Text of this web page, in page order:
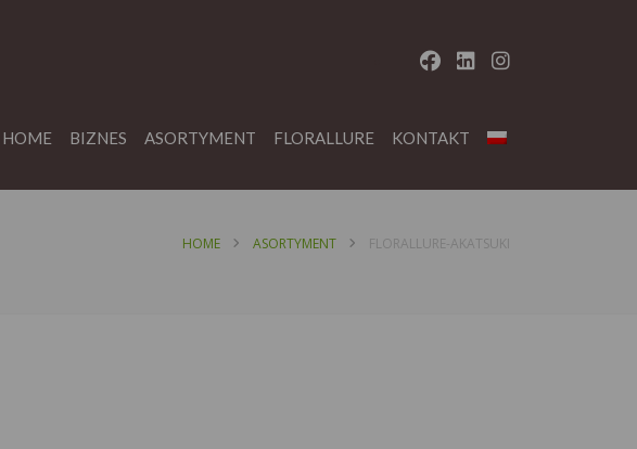
HOME BIZNES ASORTYMENT FLORALLURE KONTAKT
HOME ASORTYMENT FLORALLURE-AKATSUKI